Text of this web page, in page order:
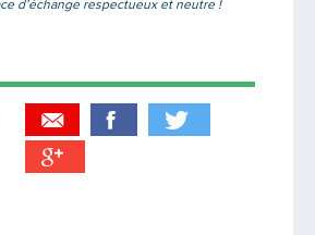
d’échange respectueux et neutre !